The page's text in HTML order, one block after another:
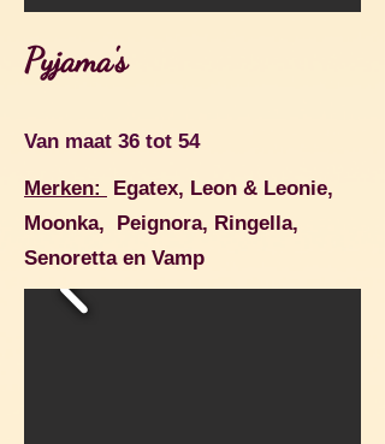
Pyjama's
Van maat 36 tot 54
Merken:
Egatex, Leon & Leonie,
Moonka, Peignora, Ringella,
Senoretta en Vamp